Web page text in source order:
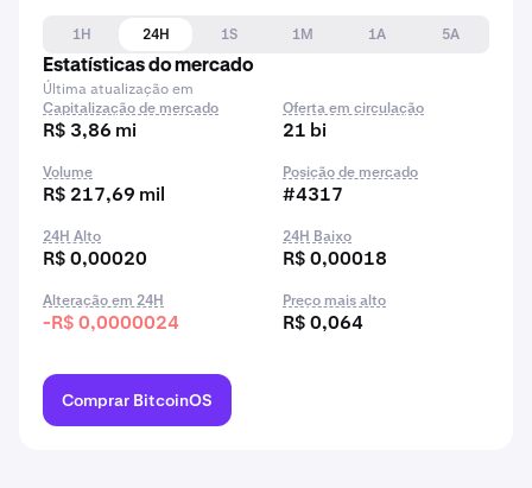
1H 24H 1S 1M 1A
5A
Estatísticas do mercado
Última atualização em
Capitalização de mercado
R$ 3,86 mi
Oferta em circulação
21 bi
Volume
R$ 217,69 mil
Posição de mercado
#4317
24H Alto
R$ 0,00020
24H Baixo
R$ 0,00018
Alteração em 24H
-R$ 0,0000024
Preço mais alto
R$ 0,064
Comprar BitcoinOS